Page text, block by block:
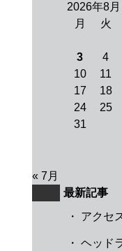
2026年8月
月
火
3
4
10
11
17
18
24
25
31
« 7月
最新記事
・
アクセ
・ ヘッド